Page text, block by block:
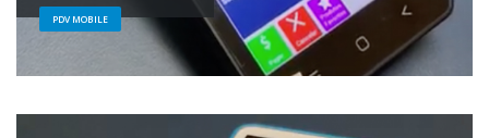
PDV MOBILE